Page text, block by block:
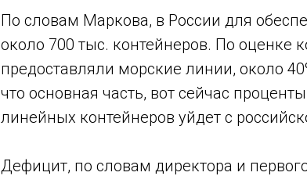
По словам Маркова, в России для
около 700 тыс. контейнеров. По оценке
предоставляли морские линии, около
что основная часть, вот сейчас
линейных контейнеров уйдет с
Дефицит, по словам директора и